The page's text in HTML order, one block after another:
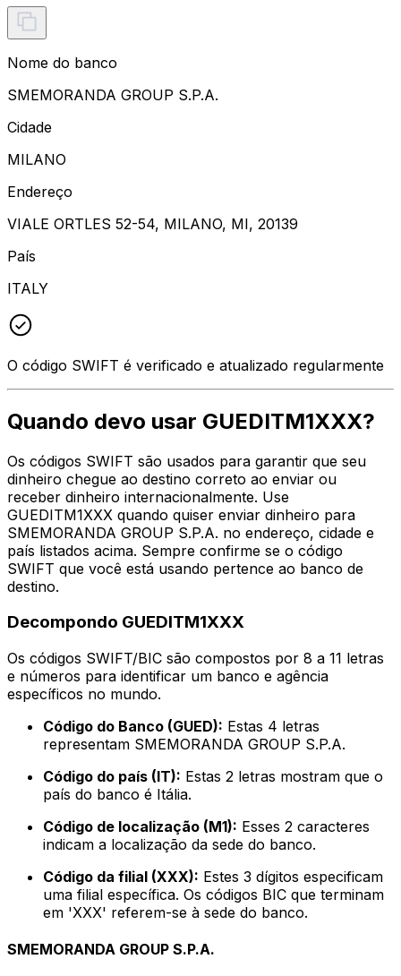
Nome do banco
SMEMORANDA GROUP S.P.A.
Cidade
MILANO
Endereço
VIALE ORTLES 52-54, MILANO, MI, 20139
País
ITALY
O código SWIFT é verificado e atualizado regularmente
Quando devo usar GUEDITM1XXX?
Os códigos SWIFT são usados para garantir que seu
dinheiro chegue ao destino correto ao enviar ou
receber dinheiro internacionalmente. Use
GUEDITM1XXX quando quiser enviar dinheiro para
SMEMORANDA GROUP S.P.A. no endereço, cidade e
país listados acima. Sempre confirme se o código
SWIFT que você está usando pertence ao banco de
destino.
Decompondo GUEDITM1XXX
Os códigos SWIFT/BIC são compostos por 8 a 11 letras
e números para identificar um banco e agência
específicos no mundo.
Código do Banco (GUED): Estas 4 letras
representam SMEMORANDA GROUP S.P.A.
Código do país (IT): Estas 2 letras mostram que o
país do banco é Itália.
Código de localização (M1): Esses 2 caracteres
indicam a localização da sede do banco.
Código da filial (XXX): Estes 3 dígitos especificam
uma filial específica. Os códigos BIC que terminam
em 'XXX' referem-se à sede do banco.
SMEMORANDA GROUP S.P.A.